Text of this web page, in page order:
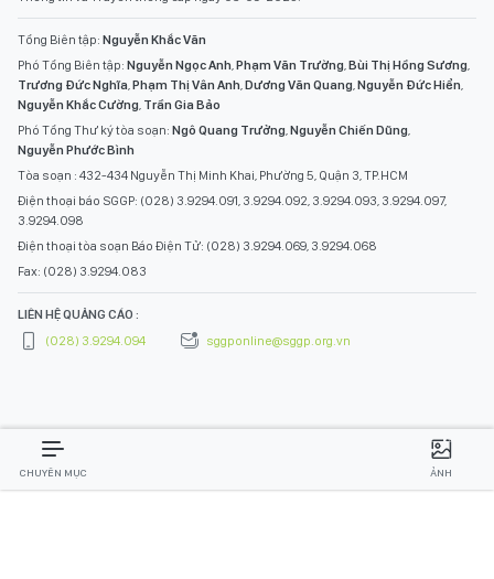
Tổng Biên tập: Nguyễn Khắc Văn
Phó Tổng Biên tập: Nguyễn Ngọc Anh Phạm Văn Trường Bùi Thị Hồng Sương
Trương Đức Nghĩa Phạm Thị Vân Anh Dương Văn Quang Nguyễn Đức Hiển
Nguyễn Khắc Cường Trần Gia Bảo
Phó Tổng Thư ký tòa soạn: Ngô Quang Trưởng Nguyễn Chiến Dũng
Nguyễn Phước Bình
Tòa soạn : 432-434 Nguyễn Thị Minh Khai, Phường 5, Quận 3, TP.HCM
Điện thoại báo SGGP: (028) 3.9294.091, 3.9294.092, 3.9294.093, 3.9294.097,
3.9294.098
Điện thoại tòa soạn Báo Điện Tử: (028) 3.9294.069, 3.9294.068
Fax: (028) 3.9294.083
LIÊN HỆ QUẢNG CÁO :
(028) 3.9294.094
sggponline@sggp.org.vn
CHUYÊN MỤC ẢNH